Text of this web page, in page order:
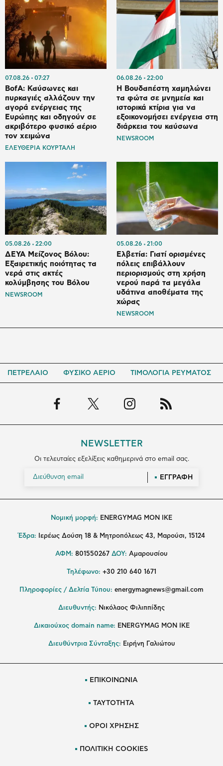
07.08.26 07:27
BofA: Καύσωνες και
πυρκαγιές αλλάζουν την
αγορά ενέργειας της
Ευρώπης και οδηγούν σε
ακριβότερο φυσικό αέριο
τον χειμώνα
ΕΛΕΥΘΕΡΙΑ ΚΟΥΡΤΑΛΗ
06.08.26 22:00
Η Βουδαπέστη χαμηλώνει
τα φώτα σε μνημεία και
ιστορικά κτίρια για να
εξοικονομήσει ενέργεια στη
διάρκεια του καύσωνα
NEWSROOM
05.08.26 22:00
ΔΕΥΑ Μείζονος Βόλου:
Εξαιρετικής ποιότητας τα
νερά στις ακτές
κολύμβησης του Βόλου
NEWSROOM
05.08.26 21:00
Ελβετία: Γιατί ορισμένες
πόλεις επιβάλλουν
περιορισμούς στη χρήση
νερού παρά τα μεγάλα
υδάτινα αποθέματα της
χώρας
NEWSROOM
ΠΕΤΡΕΛΑΙΟ ΦΥΣΙΚΟ ΑΕΡΙΟ ΤΙΜΟΛΟΓΙΑ ΡΕΥΜΑΤΟΣ
NEWSLETTER
Οι τελευταίες εξελίξεις καθημερινά στο email σας.
ΕΓΓΡΑΦΗ
Νομική μορφή: ENERGYMAG MON IKE
Έδρα: Ιερέως Δούση 18 & Μητροπόλεως 43, Μαρούσι, 15124
ΑΦΜ: 801550267 ΔΟΥ: Αμαρουσίου
Τηλέφωνο: +30 210 640 1671
Πληροφορίες / Δελτία Τύπου: energymagnews@gmail.com
Διευθυντής: Νικόλαος Φιλιππίδης
Δικαιούχος domain name: ENERGYMAG ΜΟΝ ΙΚΕ
Διευθύντρια Σύνταξης: Ειρήνη Γαλιώτου
ΕΠΙΚΟΙΝΩΝΙΑ
ΤΑΥΤΟΤΗΤΑ
ΟΡΟΙ ΧΡΗΣΗΣ
ΠΟΛΙΤΙΚΗ COOKIES